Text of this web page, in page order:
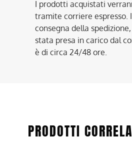
I prodotti acquistati
tramite corriere espresso.
consegna della
stata presa in carico dal
è di circa 24/48 ore.
PRODOTTI